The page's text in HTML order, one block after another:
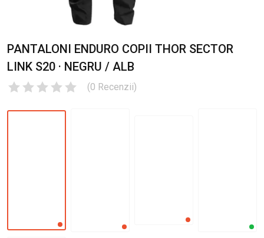
PANTALONI ENDURO COPII THOR SECTOR
LINK S20 · NEGRU / ALB
(0 Recenzii)